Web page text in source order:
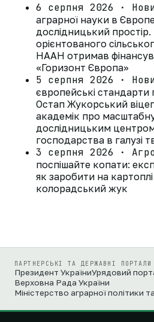
6 серпня 2026 ·
аграрної науки в
дослідницький простір.
орієнтованого
НААН отримав
«Горизонт Європа»
5 серпня 2026 ·
європейські стандарти
Остап Жукорський
академік про
дослідницьким
господарства в галузі
3 серпня 2026 ·
поспішайте копати:
як заробити на
колорадський жук
ПАРТНЕРСЬКІ ТА ДЕРЖАВНІ ПОРТАЛИ
Президент УкраїниУрядовий
Верховна Рада України
Міністерство аграрної політики